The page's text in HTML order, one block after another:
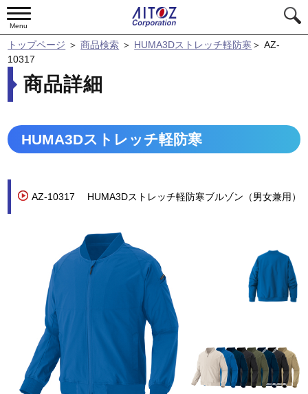
Menu
トップページ ＞商品検索 ＞ HUMA3Dストレッチ軽防寒 ＞AZ-
10317
商品詳細
HUMA3Dストレッチ軽防寒
AZ-10317 HUMA3Dストレッチ軽防寒ブルゾン（男女兼用）